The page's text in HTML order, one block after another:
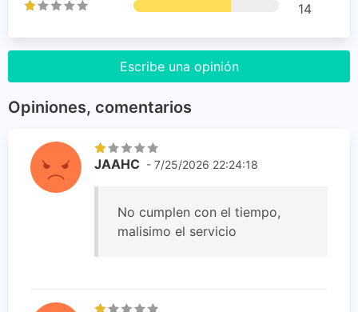
14
Escribe una opinión
Opiniones, comentarios
JAAHC - 7/25/2026 22:24:18
No cumplen con el tiempo,
malisimo el servicio